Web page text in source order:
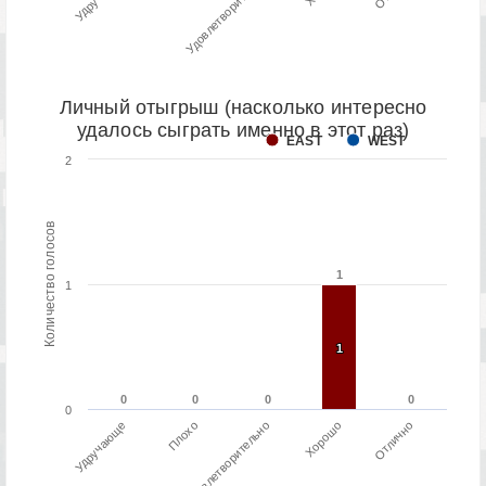
Количество голосов
Личный отыгрыш (насколько интересно
удалось сыграть именно в этот раз)
0
0 0
0 0
0
1
1
0
0
1
1
EAST WEST
Удручающе ПлохоУдовлетворительно Хорошо Отлично
0
1
2